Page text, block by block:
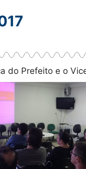
do Prefeito e o